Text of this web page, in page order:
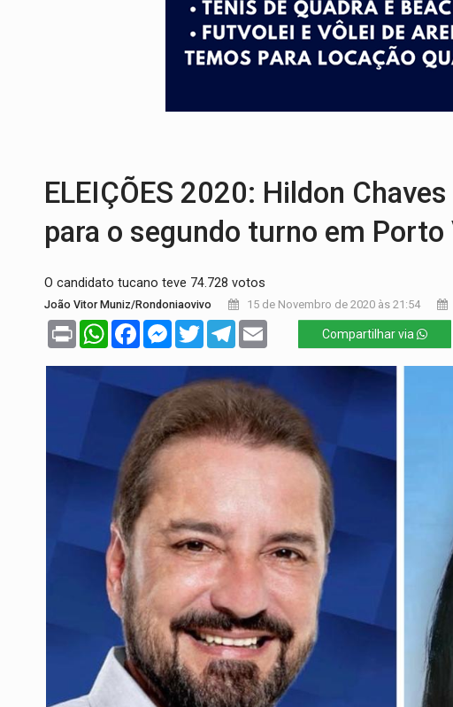
PREVISÃO:Porto Velho tem chances de chuvas
SINDICATOS UNIDOS:Assembleia Geral delibera
ELEIÇÕES 2020: Hildon
para o segundo turno em Porto
O candidato tucano teve 74.728 votos
João Vitor Muniz/Rondoniaovivo 15 de Novembro de 2020 às 21:54
Print WhatsAppFacebookMessenger
TwitterTelegram Compartilhar via